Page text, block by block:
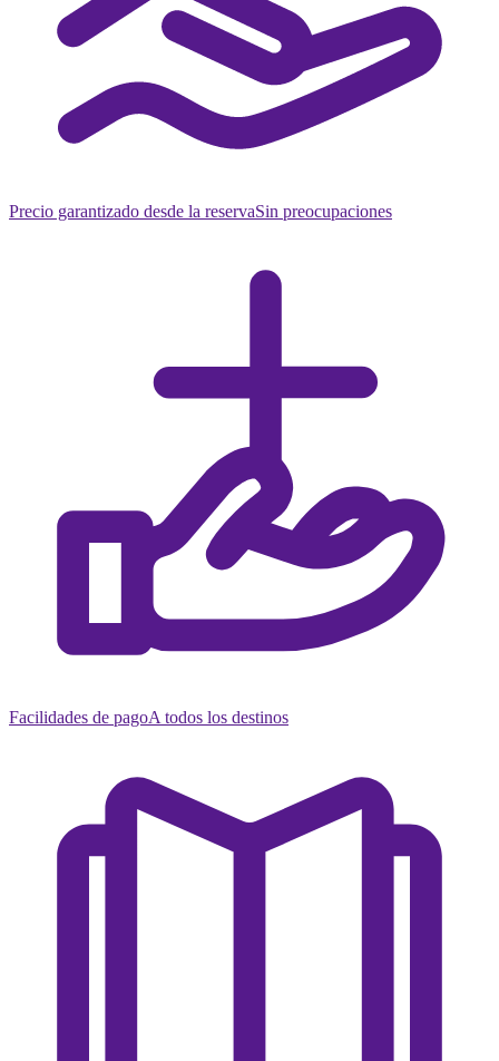
Precio garantizado desde la reservaSin preocupaciones
Facilidades de pagoA todos los destinos